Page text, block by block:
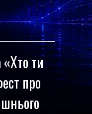
«Хто ти
про